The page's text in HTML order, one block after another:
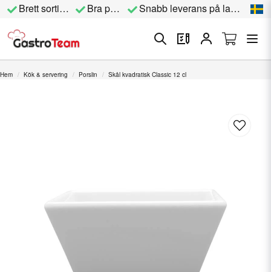
Brett sortiment Bra priser Snabb leverans på lagervara
Hem Kök & servering Porslin Skål kvadratisk Classic 12 cl